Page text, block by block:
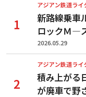
アジアン鉄道ラ
新路線乗車
ロックＭ―
2026.05.29
アジアン鉄道ラ
積み上がる
が廃車で野